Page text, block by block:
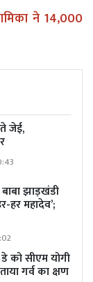
ने 14,000
जेई,
झाड़खंडी
हर महादेव’;
को सीएम योगी
गर्व का क्षण